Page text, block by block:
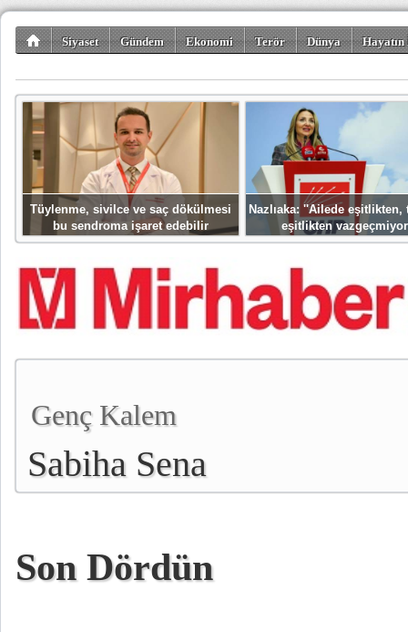
Siyaset Gündem Ekonomi Terör Dünya
Tüylenme, sivilce ve saç dökülmesi
bu sendroma işaret edebilir
Nazlıaka: ''Ailede eşitlikten,
eşitlikten
Genç Kalem
Sabiha Sena
Son Dördün